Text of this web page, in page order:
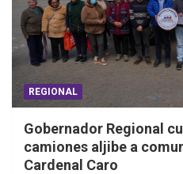
REGIONAL
Gobernador Regional
camiones aljibe a
Cardenal Caro